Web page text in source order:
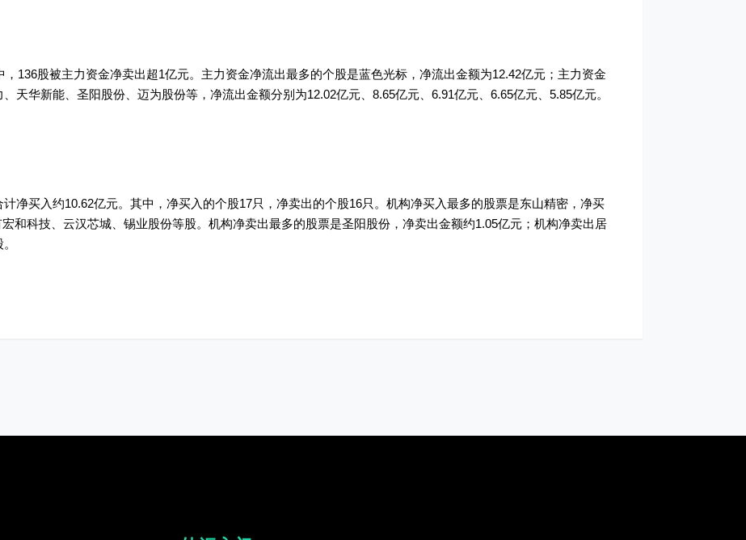
136股被主力资金净卖出超1亿元。主力资金净流出最多的个股是蓝色光标，净流出金额为12.42亿元；主力资金
天华新能、圣阳股份、迈为股份等，净流出金额分别为12.02亿元、8.65亿元、6.91亿元、6.65亿元、5.85亿元。
净买入约10.62亿元。其中，净买入的个股17只，净卖出的个股16只。机构净买入最多的股票是东山精密，净买
和科技、云汉芯城、锡业股份等股。机构净卖出最多的股票是圣阳股份，净卖出金额约1.05亿元；机构净卖出居